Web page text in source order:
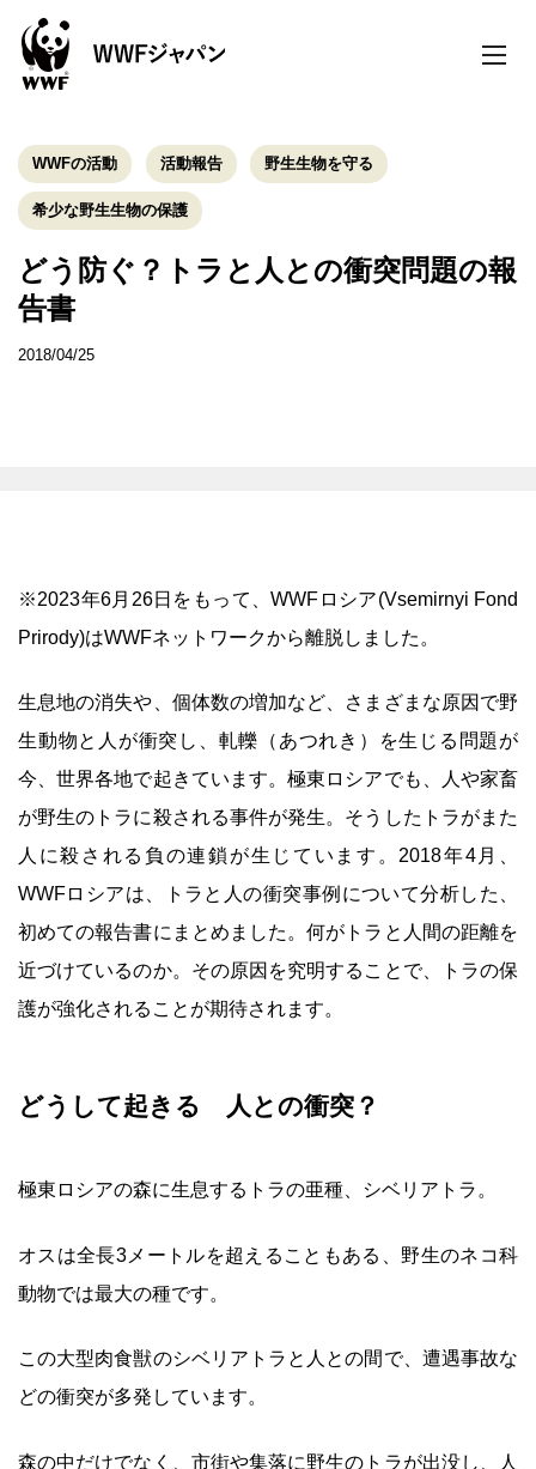
toggle
WWFの活動 活動報告 野生生物を守る
希少な野生生物の保護
どう防ぐ？トラと人との衝突問題の報
告書
2018/04/25
※2023年6月26日をもって、WWFロシア(Vsemirnyi Fond
Prirody)はWWFネットワークから離脱しました。
生息地の消失や、個体数の増加など、さまざまな原因で野
生動物と人が衝突し、軋轢（あつれき）を生じる問題が
今、世界各地で起きています。極東ロシアでも、人や家畜
が野生のトラに殺される事件が発生。そうしたトラがまた
人に殺される負の連鎖が生じています。2018年4月、
WWFロシアは、トラと人の衝突事例について分析した、
初めての報告書にまとめました。何がトラと人間の距離を
近づけているのか。その原因を究明することで、トラの保
護が強化されることが期待されます。
どうして起きる 人との衝突？
極東ロシアの森に生息するトラの亜種、シベリアトラ。
オスは全長3メートルを超えることもある、野生のネコ科
動物では最大の種です。
この大型肉食獣のシベリアトラと人との間で、遭遇事故な
どの衝突が多発しています。
森の中だけでなく、市街や集落に野生のトラが出没し、人